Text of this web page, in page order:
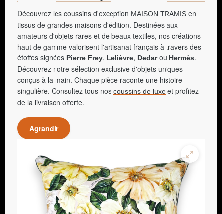
Découvrez les coussins d'exception MAISON TRAMIS en
tissus de grandes maisons d'édition. Destinées aux
amateurs d'objets rares et de beaux textiles, nos créations
haut de gamme valorisent l'artisanat français à travers des
étoffes signées Pierre Frey, Lelièvre, Dedarou Hermès.
Découvrez notre sélection exclusive d'objets uniques
conçus à la main. Chaque pièce raconte une histoire
singulière. Consultez tous nos coussins de luxe et profitez
de la livraison offerte.
Agrandir